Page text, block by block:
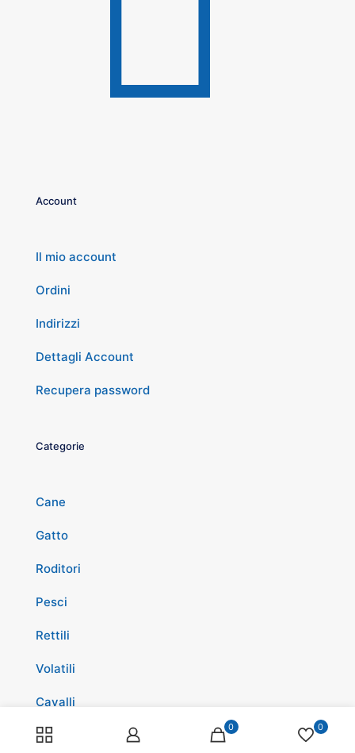
Account
Il mio account
Ordini
Indirizzi
Dettagli Account
Recupera password
Categorie
Cane
Gatto
Roditori
Pesci
Rettili
Volatili
Cavalli
Promozioni
0 0